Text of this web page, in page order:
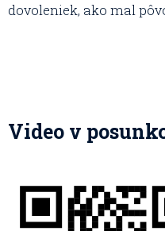
dovoleniek, ako mal
Video v